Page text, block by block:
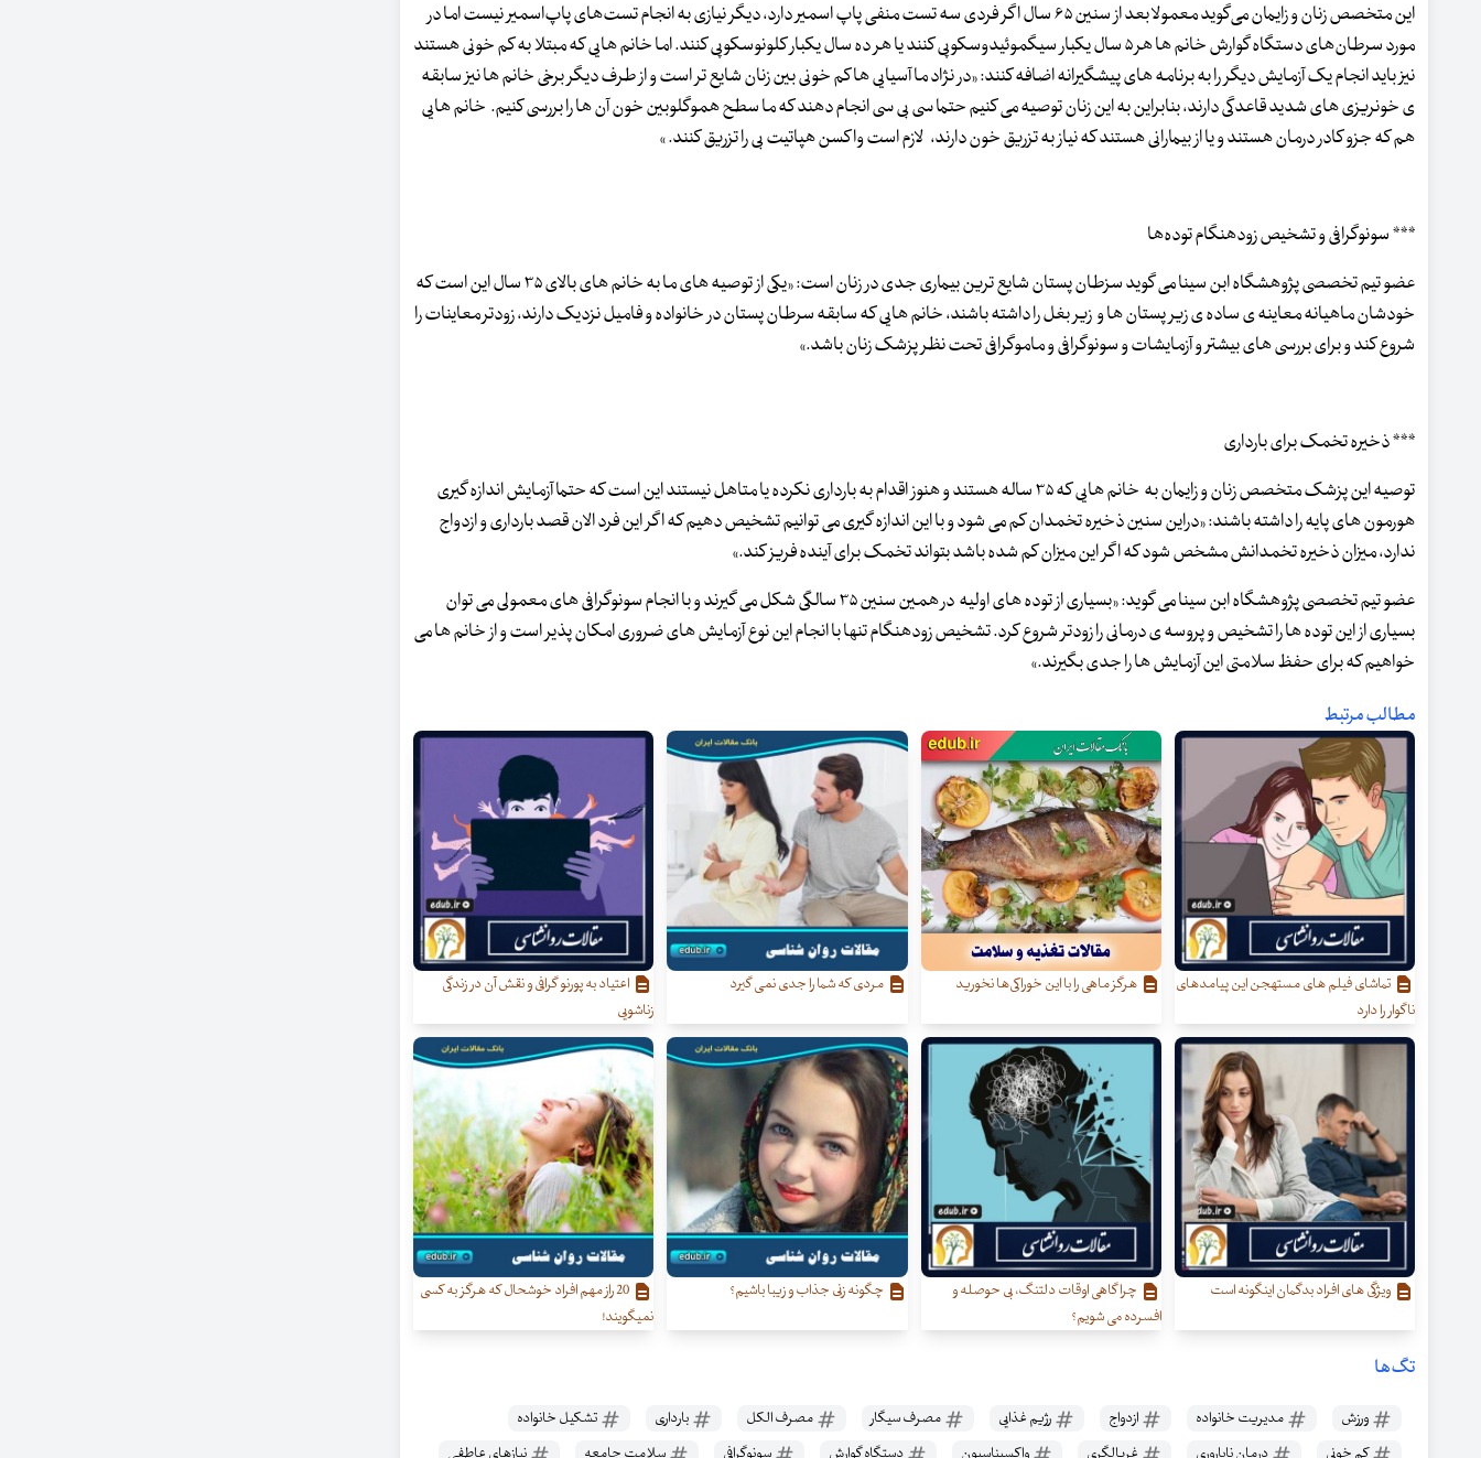
این متخصص زنان و زایمان می‌گوید معمولا بعد از سنین ۶۵ سال اگر فردی سه تست منفی پاپ اسمیر دارد، دیگر نیازی به انجام تست‌های پاپ‌اسمیر نیست اما در
مورد سرطان‌های دستگاه گوارش خانم ها هر ۵ سال یکبار سیگموئیدوسکوپی کنند یا هر ده سال یکبار کلونوسکوپی کنند. اما خانم هایی که مبتلا به کم خونی هستند
نیز باید انجام یک آزمایش دیگر را به برنامه های پیشگیرانه اضافه کنند: «در نژاد ما آسیایی ها کم خونی بین زنان شایع تر است و از طرف دیگر برخی خانم ها نیز سابقه
ی خونریزی های شدید قاعدگی دارند، بنابراین به این زنان توصیه می کنیم حتما سی بی سی انجام دهند که ما سطح هموگلوبین خون آن ها را بررسی کنیم. خانم هایی
هم که جزو کادر درمان هستند و یا از بیمارانی هستند که نیاز به تزریق خون دارند، لازم است واکسن هپاتیت بی را تزریق کنند. »
*** سونوگرافی و تشخیص زودهنگام توده‌ها
عضو تیم تخصصی پژوهشگاه ابن سینا می گوید سزطان پستان شایع ترین بیماری جدی در زنان است: «یکی از توصیه های ما به خانم های بالای ۳۵ سال این است که
خودشان ماهیانه معاینه ی ساده ی زیر پستان ها و زیر بغل را داشته باشند، خانم هایی که سابقه سرطان پستان در خانواده و فامیل نزدیک دارند، زودتر معاینات را
شروع کند و برای بررسی های بیشتر و آزمایشات و سونوگرافی و ماموگرافی تحت نظر پزشک زنان باشد.»
*** ذخیره تخمک برای بارداری
توصیه این پزشک متخصص زنان و زایمان به خانم هایی که ۳۵ ساله هستند و هنوز اقدام به بارداری نکرده یا متاهل نیستند این است که حتما آزمایش اندازه گیری
هورمون های پایه را داشته باشند: «دراین سنین ذخیره تخمدان کم می شود و با این اندازه گیری می توانیم تشخیص دهیم که اگر این فرد الان قصد بارداری و ازدواج
ندارد، میزان ذخیره تخمدانش مشخص شود که اگر این میزان کم شده باشد بتواند تخمک برای آینده فریز کند.»
عضو تیم تخصصی پژوهشگاه ابن سینا می گوید: «بسیاری از توده های اولیه در همین سنین ۳۵ سالگی شکل می گیرند و با انجام سونوگرافی های معمولی می توان
بسیاری از این توده ها را تشخیص و پروسه ی درمانی را زودتر شروع کرد. تشخیص زودهنگام تنها با انجام این نوع آزمایش های ضروری امکان پذیر است و از خانم ها می
خواهیم که برای حفظ سلامتی این آزمایش ها را جدی بگیرند.»
مطالب مرتبط
تماشای فیلم های مستهجن این پیامدهای
ناگوار را دارد
هرگز ماهی را با این خوراکی‌ها نخورید مردی که شما را جدی نمی گیرد
اعتیاد به پورنو گرافی و نقش آن در زندگی
زناشویی
ویژگی های افراد بدگمان اینگونه است
چرا گاهی اوقات دلتنگ، بی حوصله و
افسرده می شویم؟
چگونه زنی جذاب و زیبا باشیم؟
20 راز مهم افراد خوشحال که هرگز به کسی
نمیگویند!
تگ‌ها
ورزش مدیریت خانواده ازدواج رژیم غذایی مصرف سیگار مصرف الکل بارداری
تشکیل خانواده
کم خونی
درمان ناباروری غربالگری واکسیناسیون دستگاه گوارش سونوگرافی سلامت جامعه نیازهای عاطفی